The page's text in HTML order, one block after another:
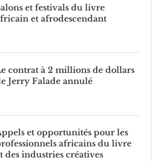
et festivals du livre
et afrodescendant
contrat à 2 millions de dollars
Jerry Falade annulé
et opportunités pour les
africains du livre
des industries créatives